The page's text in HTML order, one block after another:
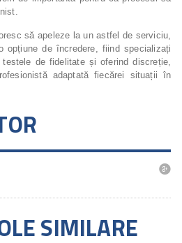
să apeleze la un astfel de serviciu,
opțiune de încredere, fiind specializați
de fidelitate și oferind discreție,
adaptată fiecărei situații în

SIMILARE